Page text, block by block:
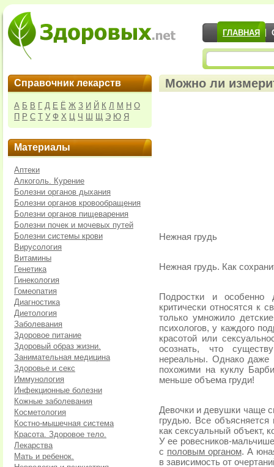
ГЛАВНАЯ
Справочник лекарств
А Б В Г Д Е Ё Ж З И Й К Л М Н О
П Р С Т У Ф Х Ц Ч Ш Щ Э Ю Я
Материалы
Аптеки
Алкоголь. Курение
Болезни органов дыхания
Болезни органов кровообращения
Болезни органов пищеварения
Болезни почек и мочевых путей
Болезни системы крови
Вирусология
Витамины
Генетика
Гинекология
Гомеопатия
Диагностика
Диетология
Заболевания
Здоровое питание
Здоровый образ жизни.
Занимательная медицина
Здоровье и секс
Иммунология
Инфекционные болезни
Кожные заболевания
Косметология
Костно-мышечная система
Красота. Здоровое тело.
Лекарства
Мать и ребенок.
Можно ли
Нежная грудь
Нежная грудь. Как
Подростки и особенно
критически относятся к
только умножило
психологов, у каждого
красотой или
осознать, что
нереальны. Однако даже
похожими на куклу
меньше объема груди!
Девочки и девушки чаще
грудью. Все объясняется
как сексуальный объект,
У ее ровесников-
с половым органом. А
в зависимость от